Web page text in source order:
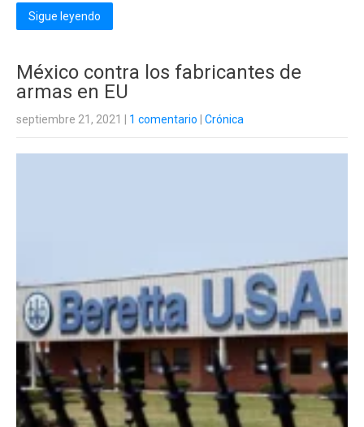
Sigue leyendo
México contra los fabricantes de
armas en EU
septiembre 21, 2021 1 comentario Crónica